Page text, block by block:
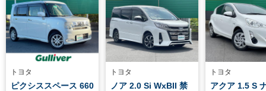
トヨタ
ピクシススペース 660
トヨタ
ノア 2.0 Si WxBII 禁
トヨタ
アクア 1.5 S